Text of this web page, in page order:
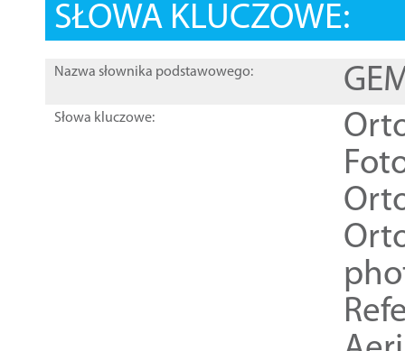
SŁOWA KLUCZOWE:
Nazwa słownika podstawowego:
Słowa kluczowe: